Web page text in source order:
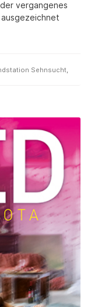
vergangenes
Sehnsucht,